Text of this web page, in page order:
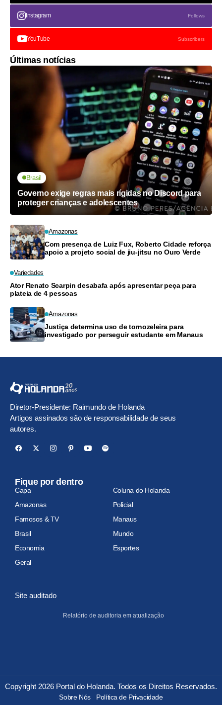
Instagram Follows
YouTube Subscribers
Últimas notícias
Brasil
Governo exige regras mais rígidas no Discord para
proteger crianças e adolescentes
Amazonas
Com presença de Luiz Fux, Roberto Cidade reforça
apoio a projeto social de jiu-jitsu no Ouro Verde
Variedades
Ator Renato Scarpin desabafa após apresentar peça para
plateia de 4 pessoas
Amazonas
Justiça determina uso de tornozeleira para
investigado por perseguir estudante em Manaus
Diretor-Presidente: Raimundo de Holanda
Artigos assinados são de responsabilidade de seus
autores.
Fique por dentro
Capa
Coluna do Holanda
Amazonas
Policial
Famosos & TV
Manaus
Brasil
Mundo
Economia
Esportes
Geral
Site auditado
Relatório de auditoria em atualização
Copyright 2026 Portal do Holanda. Todos os Direitos Reservados.
Sobre Nós Política de Privacidade